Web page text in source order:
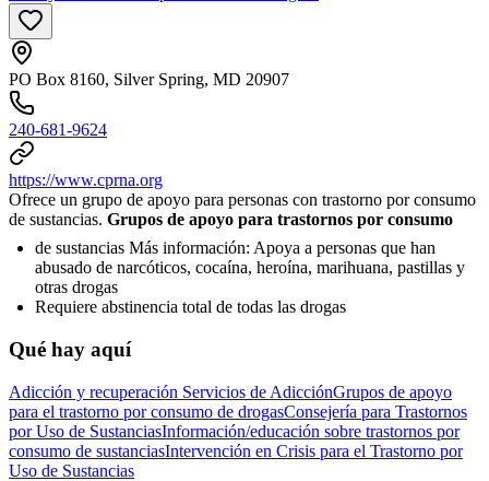
PO Box 8160, Silver Spring, MD 20907
240-681-9624
https://www.cprna.org
Ofrece un grupo de apoyo para personas con trastorno por consumo
de sustancias. Grupos de apoyo para trastornos por consumo
de sustancias Más información: Apoya a personas que han
abusado de narcóticos, cocaína, heroína, marihuana, pastillas y
otras drogas
Requiere abstinencia total de todas las drogas
Qué hay aquí
Adicción y recuperación Servicios de AdicciónGrupos de apoyo
para el trastorno por consumo de drogasConsejería para Trastornos
por Uso de SustanciasInformación/educación sobre trastornos por
consumo de sustanciasIntervención en Crisis para el Trastorno por
Uso de Sustancias